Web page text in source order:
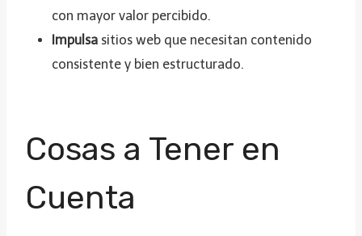
con mayor valor percibido.
Impulsa sitios web que necesitan contenido
consistente y bien estructurado.
Cosas a Tener en
Cuenta